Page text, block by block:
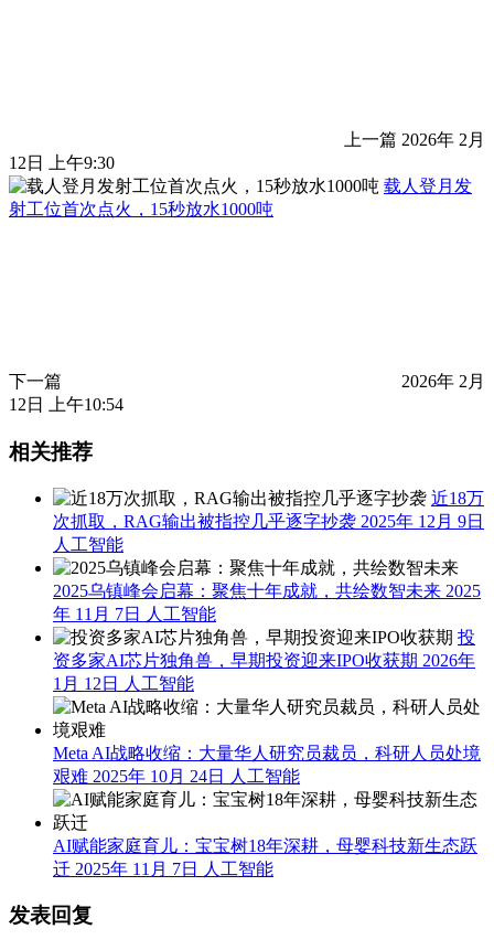
上一篇 2026年 2月
12日 上午9:30
载人登月发
射工位首次点火，15秒放水1000吨
下一篇
2026年 2月
12日 上午10:54
相关推荐
近18万
次抓取，RAG输出被指控几乎逐字抄袭 2025年 12月 9日
人工智能
2025乌镇峰会启幕：聚焦十年成就，共绘数智未来 2025
年 11月 7日
人工智能
投
资多家AI芯片独角兽，早期投资迎来IPO收获期 2026年
1月 12日
人工智能
Meta AI战略收缩：大量华人研究员裁员，科研人员处境
艰难 2025年 10月 24日 人工智能
AI赋能家庭育儿：宝宝树18年深耕，母婴科技新生态跃
迁 2025年 11月 7日 人工智能
发表回复